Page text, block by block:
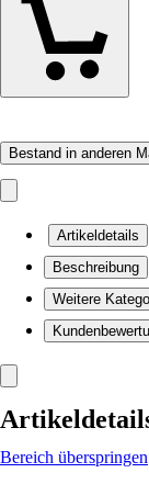
Bestand in anderen
Artikeldetails
Beschreibung
Weitere
Bereich überspringen